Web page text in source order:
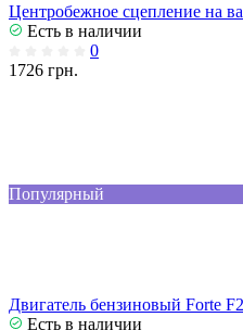
Центробежное сцепление на
Есть в наличии
0
1726 грн.
Популярный
Двигатель бензиновый Forte
Есть в наличии